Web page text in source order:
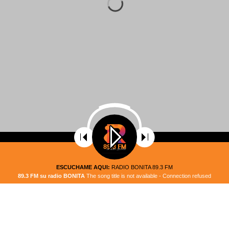
89.3 FM su radio BONITA The song title is not available - Connection refused
ESCUCHAME AQUI: RADIO BONITA 89.3 FM